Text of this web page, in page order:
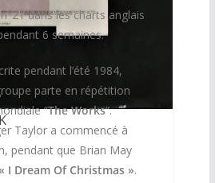
dans les charts anglais
6 semaines.
pendant l’été 1984,
parte en répétition
“The Works“.
Taylor a commencé à
pendant que Brian May
« I Dream Of Christmas ».